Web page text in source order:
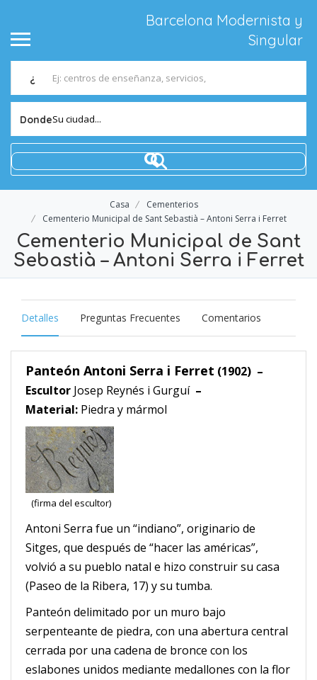
Barcelona Modernista y
Singular
¿
DondeSu ciudad...
Casa
Cementerios
Cementerio Municipal de Sant Sebastià – Antoni Serra i Ferret
Cementerio Municipal de Sant
Sebastià – Antoni Serra i Ferret
Detalles Preguntas Frecuentes Comentarios
Panteón Antoni Serra i Ferret (1902) –
Escultor Josep Reynés i Gurguí –
Material: Piedra y mármol
(firma del escultor)
Antoni Serra fue un “indiano”, originario de
Sitges, que después de “hacer las américas”,
volvió a su pueblo natal e hizo construir su casa
(Paseo de la Ribera, 17) y su tumba.
Panteón delimitado por un muro bajo
serpenteante de piedra, con una abertura central
cerrada por una cadena de bronce con los
eslabones unidos mediante medallones con la flor